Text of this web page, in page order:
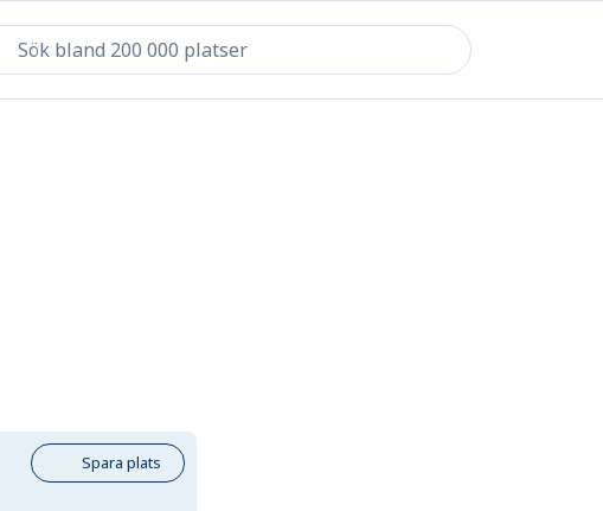
Spara plats